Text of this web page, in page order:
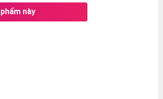
này